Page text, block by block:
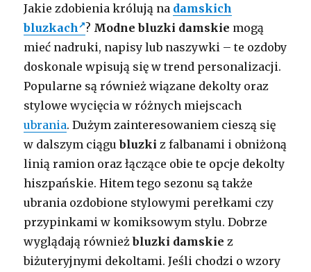
Jakie zdobienia królują na damskich
bluzkach
? Modne bluzki damskie mogą
mieć nadruki, napisy lub naszywki – te ozdoby
doskonale wpisują się w trend personalizacji.
Popularne są również wiązane dekolty oraz
stylowe wycięcia w różnych miejscach
ubrania. Dużym zainteresowaniem cieszą się
w dalszym ciągubluzki z falbanami i obniżoną
linią ramion oraz łączące obie te opcje dekolty
hiszpańskie. Hitem tego sezonu są także
ubrania ozdobione stylowymi perełkami czy
przypinkami w komiksowym stylu. Dobrze
wyglądają równieżbluzki damskie z
biżuteryjnymi dekoltami. Jeśli chodzi o wzory